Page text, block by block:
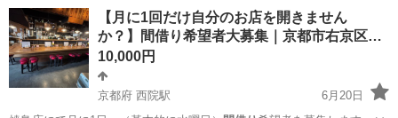
大阪 大阪市 シェアハウス 曜日
【月に1回だけ自分のお店を開きません
か？】間借り希望者大募集｜京都市右京区西
院
10,000円
京都府 西院駅
6月20日